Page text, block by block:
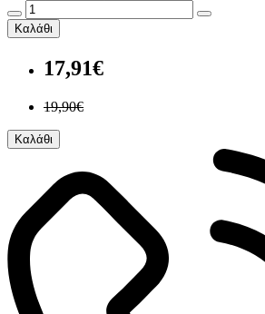
Καλάθι
17,91€
19,90€
Καλάθι